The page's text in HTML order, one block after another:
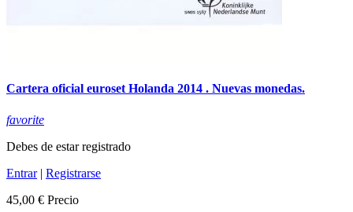
Cartera oficial euroset Holanda 2014 . Nuevas monedas.
favorite
Debes de estar registrado
Entrar| Registrarse
45,00 € Precio